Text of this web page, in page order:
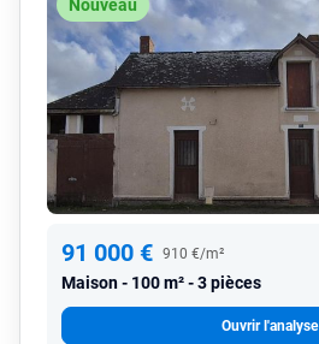
Nouveau
91 000 € 910 €/m²
Maison 100 m² - 3 pièces
Ouvrir l'analyse